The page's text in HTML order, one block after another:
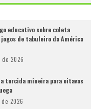
educativo sobre coleta
de tabuleiro da América
2026
torcida mineira para oitavas
2026